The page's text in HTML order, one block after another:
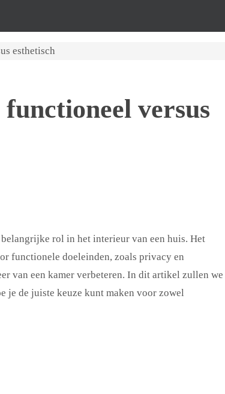
esthetisch
versus
rol in het interieur van een huis. Het
functionele doeleinden, zoals privacy en
van een kamer verbeteren. In dit artikel zullen we
je de juiste keuze kunt maken voor zowel